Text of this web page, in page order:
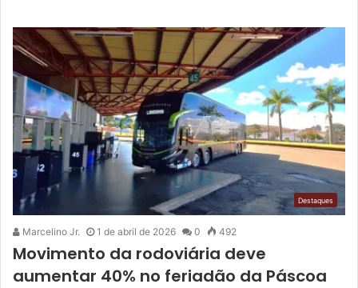
Destaques
Marcelino Jr. 1 de abril de 2026 0 492
Movimento da rodoviária deve
aumentar 40% no feriadão da Páscoa